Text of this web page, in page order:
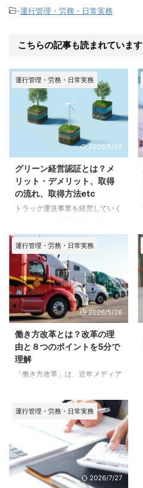
-運行管理・労務・日常実務
こちらの記事も読まれています
運行管理・労務・日常実務
2026/5/26
グリーン経営認証とは？メ
リット・デメリット、取得
の流れ、取得方法etc
トラック運送事業を経営していく
ことは今や避けて通ることはでき
ません。そんな中、注目を集めて
いるのがグリーン経営認証です。
グリーン経営という言葉は聞いた
ことがあっても、その取得のメリ
ット・デメリット、取得の流れ、
取得方法、使える補助金・助成金
などについて詳しく知らないとい
う方も多いのではないでしょう
か。 この記事では、そんな疑問
を分かりやすく解説していますの
で、参考にしてください。 まず
は、「そもそもグリーン経営とは
す。 グリーン経営とは グリーン
...
運行管理・労務・日常実務
2026/5/26
働き方改革とは？改革の理
由と８つのポイントを5分で
理解
「働き方改革」は、近年メディア
耳にする機会が非常に多くなった
言葉の一つです。 2019年4月1日
に働き方改革関連法案の一部が施
行されたことにより、日本中の各
企業がこれまでの働き方に対する
取り組みを見直すための取り組み
を行うようになるなど、いま大き
な転換期を迎えています。 しか
運行管理・労務・日常実務
2026/7/27